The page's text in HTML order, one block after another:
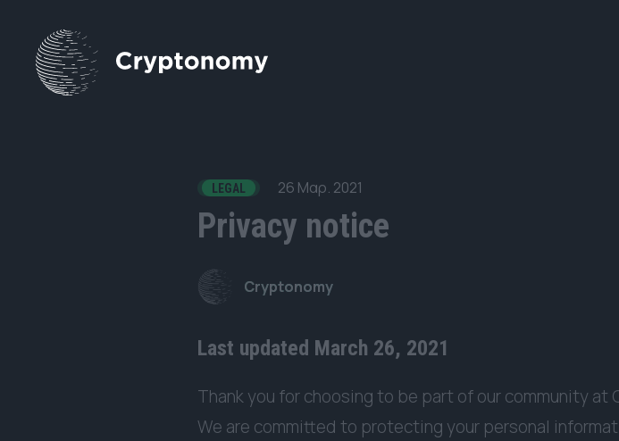
Privacy notice
LEGAL 26 Μαρ. 2021
Cryptonomy
Last updated March 26, 2021
Thank you for choosing to be part of our community at
We are committed to protecting your personal